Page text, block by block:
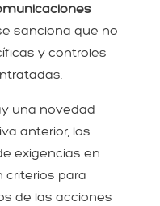
sanciona que no
y controles
una novedad
anterior, los
exigencias en
para
de las acciones